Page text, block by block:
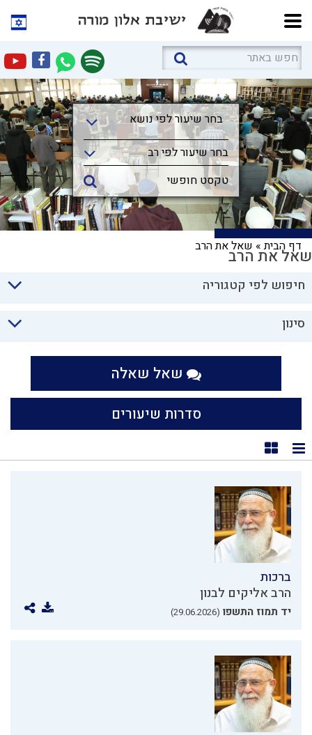
בחר שיעור לפי נושא
בחר שיעור לפי נושא
בחר שיעור לפי רב
דף הבית» שאל את הרבשאל את הרב
חיפוש לפי קטגוריה
סינון
שאל שאלה
סדרות שיעורים
תצוגת רשימה
תצוגת קוביות
ברכות
הרב אליקים לבנון
יד תמוז התשפו (29.06.2026)